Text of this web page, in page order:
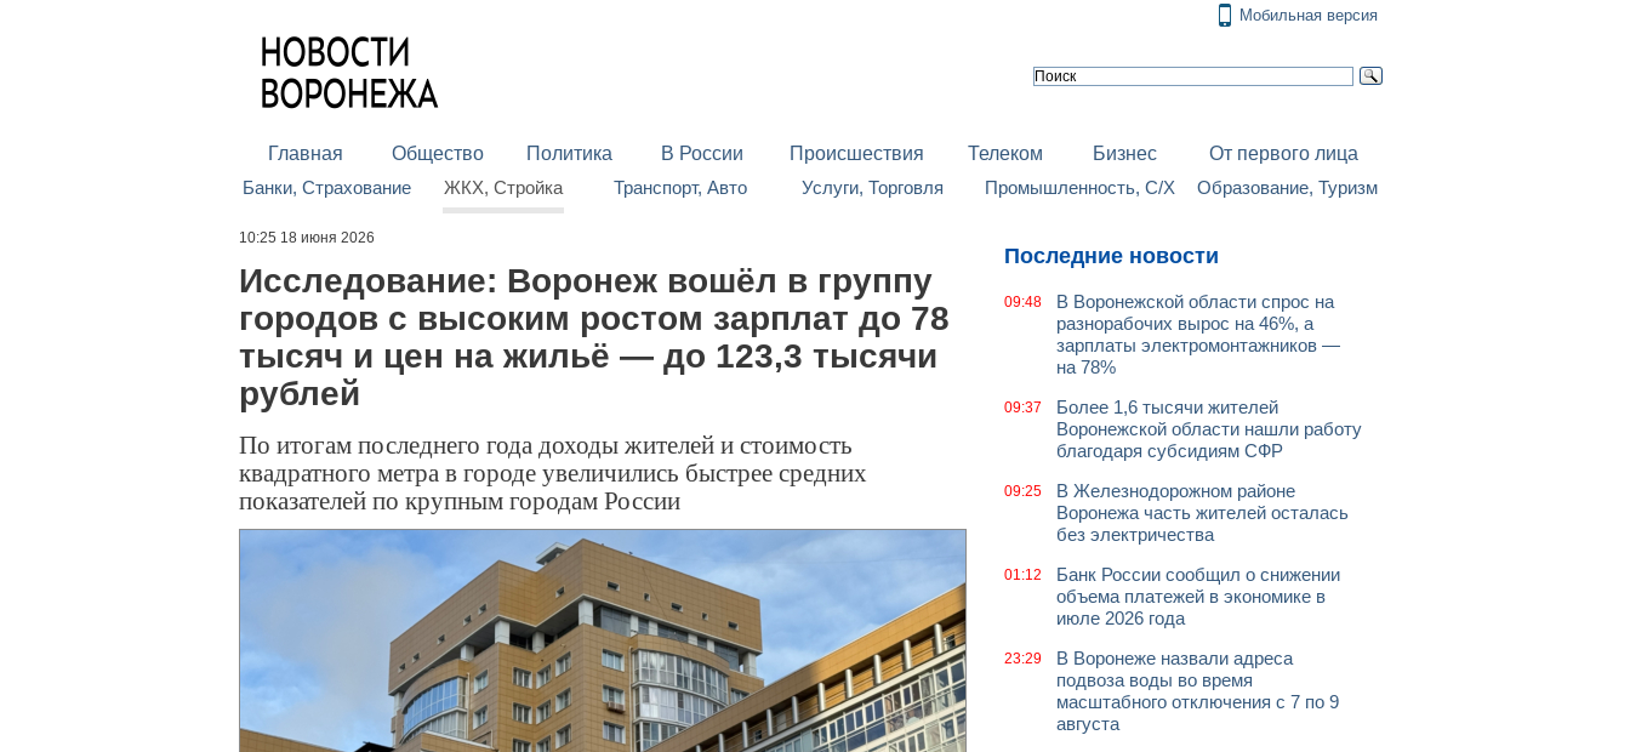
Мобильная версия
Главная Общество Политика В России Происшествия Телеком Бизнес
От первого лица
Банки, Страхование
ЖКХ, Стройка Транспорт, Авто Услуги, Торговля Промышленность, С/Х Образование, Туризм
10:25 18 июня 2026
Исследование: Воронеж вошёл в группу
городов с высоким ростом зарплат до 78
тысяч и цен на жильё — до 123,3 тысячи
рублей
По итогам последнего года доходы жителей и стоимость
квадратного метра в городе увеличились быстрее средних
показателей по крупным городам России
Последние новости
09:48
В Воронежской области спрос на
разнорабочих вырос на 46%, а
зарплаты электромонтажников —
на 78%
09:37
Более 1,6 тысячи жителей
Воронежской области нашли работу
благодаря субсидиям СФР
09:25
В Железнодорожном районе
Воронежа часть жителей осталась
без электричества
01:12
Банк России сообщил о снижении
объема платежей в экономике в
июле 2026 года
23:29
В Воронеже назвали адреса
подвоза воды во время
масштабного отключения с 7 по 9
августа